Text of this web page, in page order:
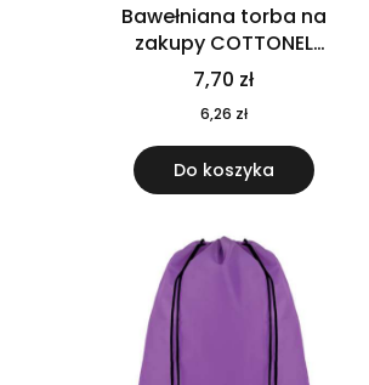
Bawełniana torba na
zakupy COTTONEL
COLOUR++ MO9846-11
7,70 zł
6,26 zł
Do koszyka